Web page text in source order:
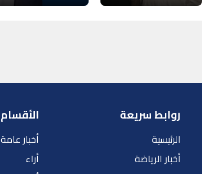
روابط سريعة
الرئيسية
أخبار الرياضة
الأقسام
أخبار عامة
أراء